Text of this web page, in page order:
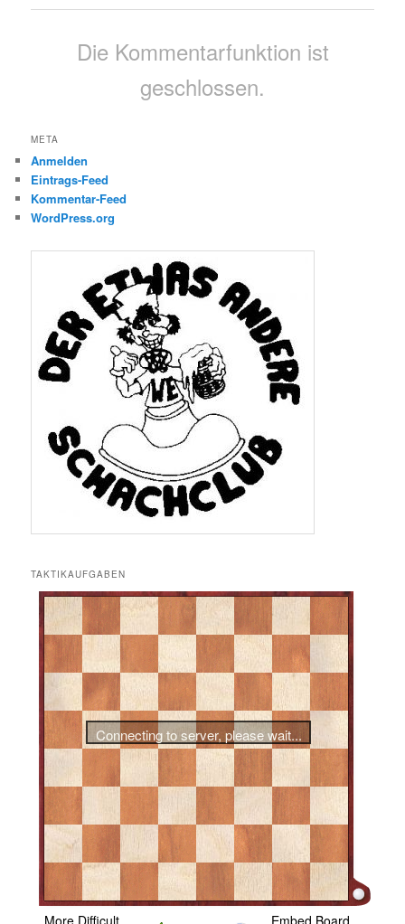
Die Kommentarfunktion ist
geschlossen.
META
Anmelden
Eintrags-Feed
Kommentar-Feed
WordPress.org
TAKTIKAUFGABEN